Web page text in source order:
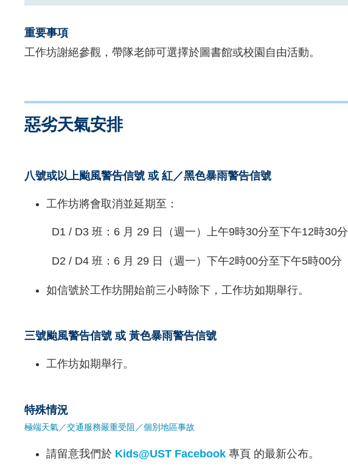
重要事項
工作坊謝絕參觀，帶隊老師可選擇於圖書館或校園自由活動。
Area
惡劣天氣安排
八號或以上颱風警告信號 或 紅／黑色暴雨警告信號
工作坊將會取消並延期至：
D1 / D3 班：6 月 29 日（週一）上午9時30分至下午12時30分
D2 / D4 班：6 月 29 日（週一）下午2時00分至下午5時00分
如信號於工作坊開始前三小時除下，工作坊如期舉行。
三號颱風警告信號 或 黃色暴雨警告信號
工作坊如期舉行。
特殊情況
極端天氣／交通服務嚴重受阻／個別地區事故
請留意我們於 Kids@UST Facebook 專頁 的最新公布。